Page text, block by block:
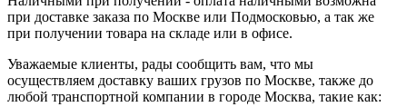
при доставке заказа по Москве или Подмосковью, а так же
при получении товара на складе или в офисе.
Уважаемые клиенты, рады сообщить вам, что мы
осуществляем доставку ваших грузов по Москве, также до
любой транспортной компании в городе Москва, такие как: